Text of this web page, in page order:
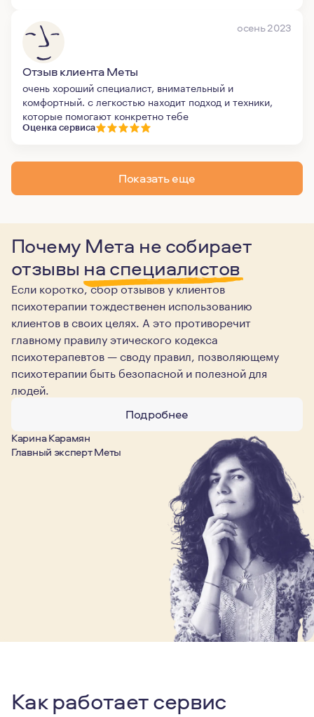
осень 2023
Отзыв клиента Меты
очень хороший специалист, внимательный и
комфортный. с легкостью находит подход и техники,
которые помогают конкретно тебе
Оценка сервиса
Показать еще
Почему Мета не собирает
отзывы на специалистов
Если коротко, сбор отзывов у клиентов
психотерапии тождественен использованию
клиентов в своих целях. А это противоречит
главному правилу этического кодекса
психотерапевтов — своду правил, позволяющему
психотерапии быть безопасной и полезной для
людей.
Подробнее
Карина Карамян
Главный эксперт Меты
Как работает сервис